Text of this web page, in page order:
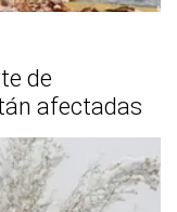
de
afectadas